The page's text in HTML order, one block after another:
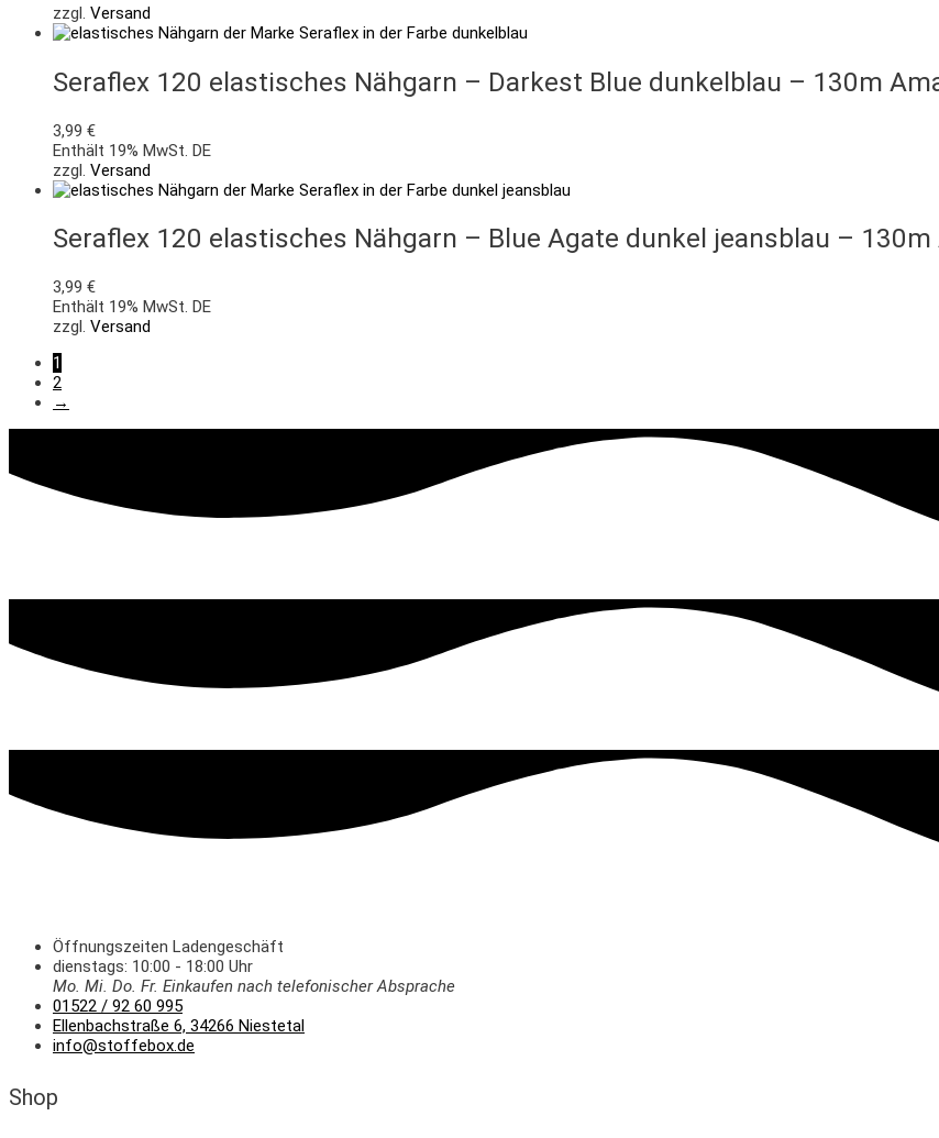
zzgl. Versand
Seraflex 120 elastisches Nähgarn – Darkest Blue dunkelblau – 130m
3,99 €
Enthält 19% MwSt. DE
zzgl. Versand
Seraflex 120 elastisches Nähgarn – Blue Agate dunkel jeansblau –
3,99 €
Enthält 19% MwSt. DE
zzgl. Versand
1
2
→
Öffnungszeiten Ladengeschäft
dienstags: 10:00 - 18:00 Uhr
Mo. Mi. Do. Fr. Einkaufen nach telefonischer Absprache
01522 / 92 60 995
Ellenbachstraße 6, 34266 Niestetal
info@stoffebox.de
Shop